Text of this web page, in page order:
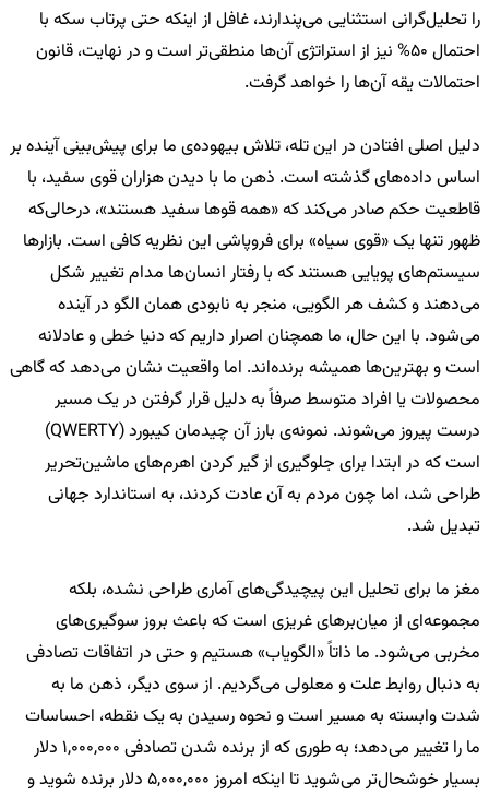
را تحلیل‌گرانی استثنایی می‌پندارند، غافل از اینکه حتی پرتاب سکه با
احتمال 50% نیز از استراتژی آن‌ها منطقی‌تر است و در نهایت، قانون
احتمالات یقه آن‌ها را خواهد گرفت.
دلیل اصلی افتادن در این تله، تلاش بیهوده‌ی ما برای پیش‌بینی آینده بر
اساس داده‌های گذشته است. ذهن ما با دیدن هزاران قوی سفید، با
قاطعیت حکم صادر می‌کند که «همه قوها سفید هستند»، درحالی‌که
ظهور تنها یک «قوی سیاه» برای فروپاشی این نظریه کافی است. بازارها
سیستم‌های پویایی هستند که با رفتار انسان‌ها مدام تغییر شکل
می‌دهند و کشف هر الگویی، منجر به نابودی همان الگو در آینده
می‌شود. با این حال، ما همچنان اصرار داریم که دنیا خطی و عادلانه
است و بهترین‌ها همیشه برنده‌اند. اما واقعیت نشان می‌دهد که گاهی
محصولات یا افراد متوسط صرفاً به دلیل قرار گرفتن در یک مسیر
درست پیروز می‌شوند. نمونه‌ی بارز آن چیدمان کیبورد (QWERTY)
است که در ابتدا برای جلوگیری از گیر کردن اهرم‌های ماشین‌تحریر
طراحی شد، اما چون مردم به آن عادت کردند، به استاندارد جهانی
تبدیل شد.
مغز ما برای تحلیل این پیچیدگی‌های آماری طراحی نشده، بلکه
مجموعه‌ای از میان‌برهای غریزی است که باعث بروز سوگیری‌های
مخربی می‌شود. ما ذاتاً «الگویاب» هستیم و حتی در اتفاقات تصادفی
به دنبال روابط علت و معلولی می‌گردیم. از سوی دیگر، ذهن ما به
شدت وابسته به مسیر است و نحوه رسیدن به یک نقطه، احساسات
ما را تغییر می‌دهد؛ به طوری که از برنده شدن تصادفی 1,000,000 دلار
بسیار خوشحال‌تر می‌شوید تا اینکه امروز 5,000,000 دلار برنده شوید و